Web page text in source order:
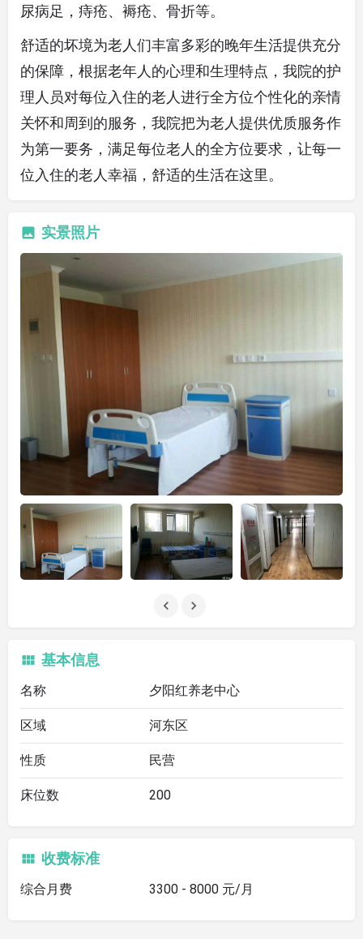
尿病足，痔疮、褥疮、骨折等。
舒适的坏境为老人们丰富多彩的晚年生活提供充分
的保障，根据老年人的心理和生理特点，我院的护
理人员对每位入住的老人进行全方位个性化的亲情
关怀和周到的服务，我院把为老人提供优质服务作
为第一要务，满足每位老人的全方位要求，让每一
位入住的老人幸福，舒适的生活在这里。
实景照片
基本信息
名称 夕阳红养老中心
区域 河东区
性质 民营
床位数 200
收费标准
综合月费 3300 - 8000 元/月